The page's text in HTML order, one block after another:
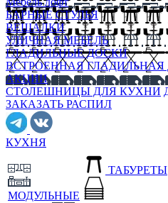
БАРНЫЕ СТУЛЬЯ
ВЕШАЛКИ
УЛИЧНАЯ МЕБЕЛЬ
ГЛАДИЛЬНЫЕ ДОСКИ
ВСТРОЕННАЯ ГЛАДИЛЬНАЯ
АКЦИИ
СТОЛЕШНИЦЫ ДЛЯ КУХНИ
ЗАКАЗАТЬ РАСПИЛ
КУХНЯ
МОДУЛЬНЫЕ
ТАБУРЕТЫ